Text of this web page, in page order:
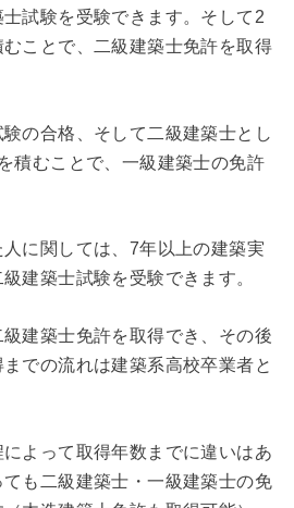
試験を受験できます。そして2
ことで、二級建築士免許を取得
の合格、そして二級建築士とし
積むことで、一級建築士の免許
に関しては、7年以上の建築実
建築士試験を受験できます。
建築士免許を取得でき、その後
での流れは建築系高校卒業者と
よって取得年数までに違いはあ
も二級建築士・一級建築士の免